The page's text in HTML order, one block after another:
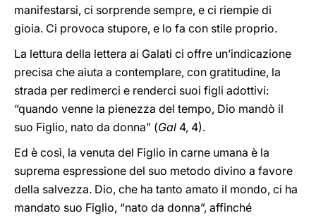
manifestarsi, ci sorprende sempre, e ci riempie di
gioia. Ci provoca stupore, e lo fa con stile proprio.
La lettura della lettera ai Galati ci offre un’indicazione
precisa che aiuta a contemplare, con gratitudine, la
strada per redimerci e renderci suoi figli adottivi:
“quando venne la pienezza del tempo, Dio mandò il
suo Figlio, nato da donna” (Gal 4, 4).
Ed è così, la venuta del Figlio in carne umana è la
suprema espressione del suo metodo divino a favore
della salvezza. Dio, che ha tanto amato il mondo, ci ha
mandato suo Figlio, “nato da donna”, affinché